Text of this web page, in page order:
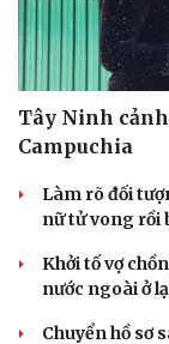
Tây Ninh
Campuchia
Làm rõ đối
nữ tử vong rồi
Khởi tố vợ
nước ngoài ở
Chuyển hồ sơ